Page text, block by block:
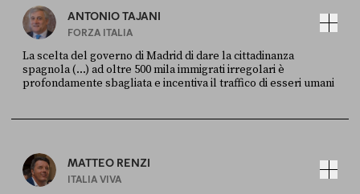
ANTONIO TAJANI
FORZA ITALIA
La scelta del governo di Madrid di dare la cittadinanza
spagnola (...) ad oltre 500 mila immigrati irregolari è
profondamente sbagliata e incentiva il traffico di esseri umani
MATTEO RENZI
ITALIA VIVA